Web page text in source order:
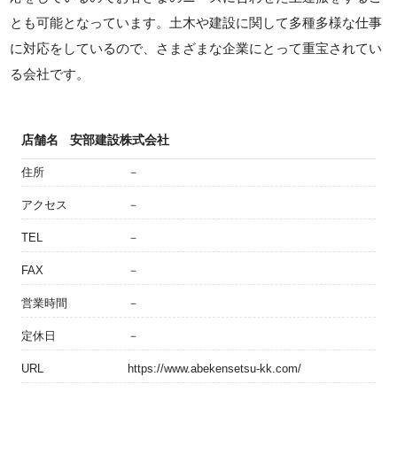
とも可能となっています。土木や建設に関して多種多様な仕事
に対応をしているので、さまざまな企業にとって重宝されてい
る会社です。
店舗名 安部建設株式会社
住所 －
アクセス －
TEL －
FAX －
営業時間 －
定休日 －
URL https://www.abekensetsu-kk.com/